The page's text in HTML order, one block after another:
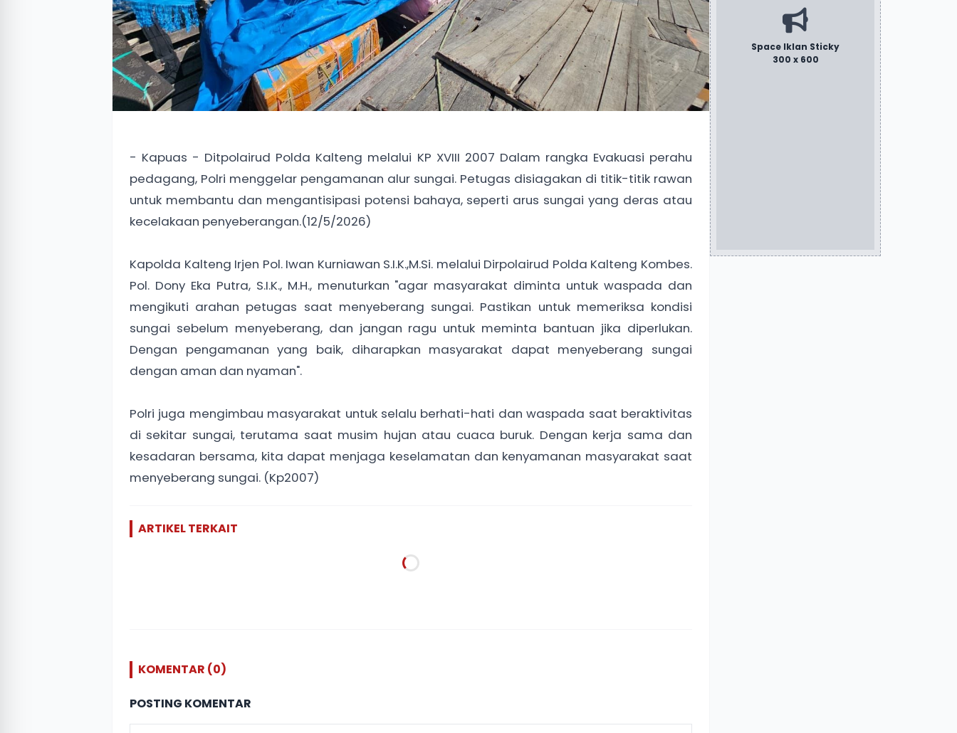
- Kapuas - Ditpolairud Polda Kalteng melalui KP XVIII 2007 Dalam rangka Evakuasi perahu
pedagang, Polri menggelar pengamanan alur sungai. Petugas disiagakan di titik-titik rawan
untuk membantu dan mengantisipasi potensi bahaya, seperti arus sungai yang deras atau
kecelakaan penyeberangan.(12/5/2026)
‎Kapolda Kalteng Irjen Pol. Iwan Kurniawan S.I.K.,M.Si. melalui Dirpolairud Polda Kalteng Kombes.
Pol. Dony Eka Putra, S.I.K., M.H., menuturkan "agar masyarakat diminta untuk waspada dan
mengikuti arahan petugas saat menyeberang sungai. Pastikan untuk memeriksa kondisi
sungai sebelum menyeberang, dan jangan ragu untuk meminta bantuan jika diperlukan.
Dengan pengamanan yang baik, diharapkan masyarakat dapat menyeberang sungai
dengan aman dan nyaman".
‎Polri juga mengimbau masyarakat untuk selalu berhati-hati dan waspada saat beraktivitas
di sekitar sungai, terutama saat musim hujan atau cuaca buruk. Dengan kerja sama dan
kesadaran bersama, kita dapat menjaga keselamatan dan kenyamanan masyarakat saat
menyeberang sungai. (Kp2007)
ARTIKEL TERKAIT
KOMENTAR (0)
POSTING KOMENTAR
Space Iklan Sticky
300 x 600